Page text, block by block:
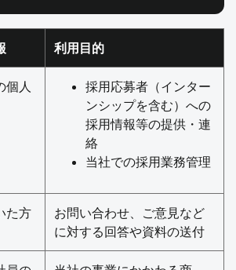
利用目的
個人
採用応募者（インター
ンシップを含む）への
採用情報等の提供・連
絡
当社での採用業務管理
た方
お問い合わせ、ご意見など
に対する回答や資料の送付